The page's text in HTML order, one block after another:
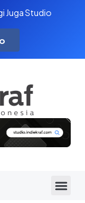
Juga Studio